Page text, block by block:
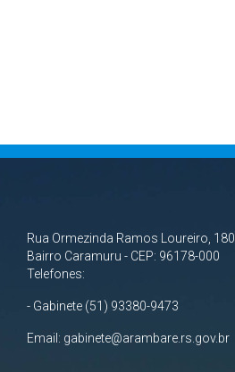
Rua Ormezinda Ramos Loureiro, 180
Bairro Caramuru - CEP: 96178-000
Telefones:
- Gabinete (51) 93380-9473
Email: gabinete@arambare.rs.gov.br